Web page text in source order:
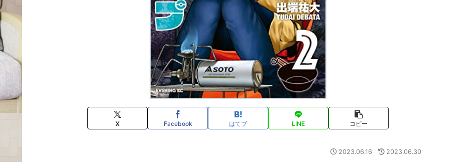
X Facebook はてブ LINE コピー
2023.06.16 2023.06.30